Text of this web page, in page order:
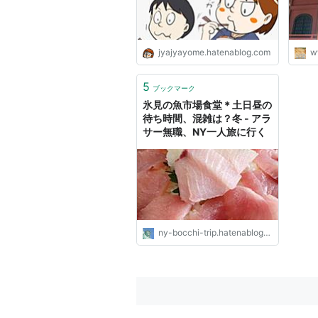
jyajyayome.hatenablog.com
5 ブックマーク
氷見の魚市場食堂＊土日昼の
待ち時間、混雑は？冬 - アラ
サー無職、NY一人旅に行く
ny-bocchi-trip.hatenablog.com